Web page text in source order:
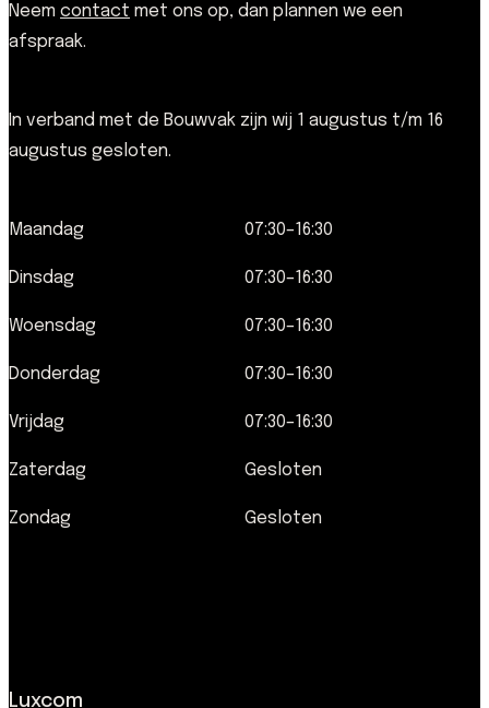
Neem contact met ons op, dan plannen we een
afspraak.
In verband met de Bouwvak zijn wij 1 augustus t/m 16
augustus gesloten.
Maandag
Dinsdag
Woensdag
Donderdag
Vrijdag
Zaterdag
Zondag
07:30–16:30
07:30–16:30
07:30–16:30
07:30–16:30
07:30–16:30
Gesloten
Gesloten
Luxcom